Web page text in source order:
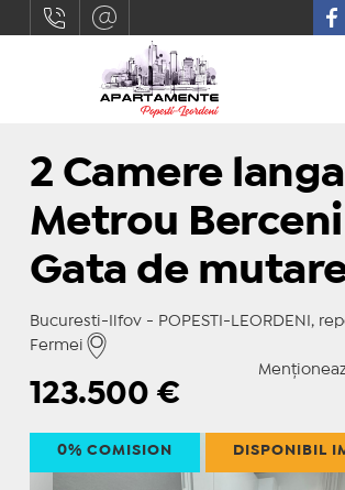
2 Camere langa
Metrou
Gata de
Bucuresti-Ilfov - POPESTI-LEORDENI,
Fermei
123.500 €
0% COMISION DISPONIBIL